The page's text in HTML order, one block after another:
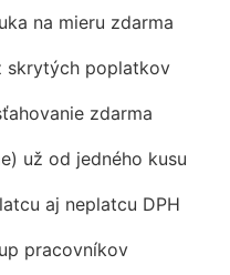
na mieru zdarma
skrytých poplatkov
zdarma
už od jedného kusu
aj neplatcu DPH
pracovníkov